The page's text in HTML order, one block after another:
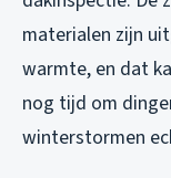
materialen zijn
warmte, en dat
nog tijd om
winterstormen